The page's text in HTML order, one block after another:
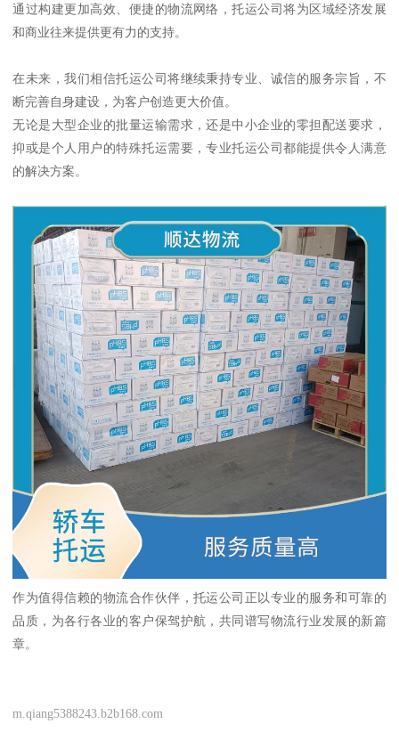
通过构建更加高效、便捷的物流网络，托运公司将为区域经济发展
和商业往来提供更有力的支持。
在未来，我们相信托运公司将继续秉持专业、诚信的服务宗旨，不
断完善自身建设，为客户创造更大价值。
无论是大型企业的批量运输需求，还是中小企业的零担配送要求，
抑或是个人用户的特殊托运需要，专业托运公司都能提供令人满意
的解决方案。
作为值得信赖的物流合作伙伴，托运公司正以专业的服务和可靠的
品质，为各行各业的客户保驾护航，共同谱写物流行业发展的新篇
章。
m.qiang5388243.b2b168.com